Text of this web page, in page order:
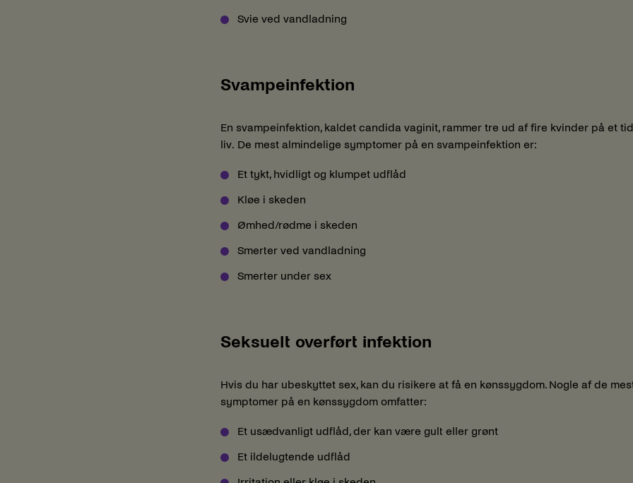
Svie ved vandladning
Svampeinfektion
En svampeinfektion, kaldet candida vaginit, rammer tre ud af fire kvinder på et
liv. De mest almindelige symptomer på en svampeinfektion er:
Et tykt, hvidligt og klumpet udflåd
Kløe i skeden
Ømhed/rødme i skeden
Smerter ved vandladning
Smerter under sex
Seksuelt overført infektion
Hvis du har ubeskyttet sex, kan du risikere at få en kønssygdom. Nogle af de
symptomer på en kønssygdom omfatter:
Et usædvanligt udflåd, der kan være gult eller grønt
Et ildelugtende udflåd